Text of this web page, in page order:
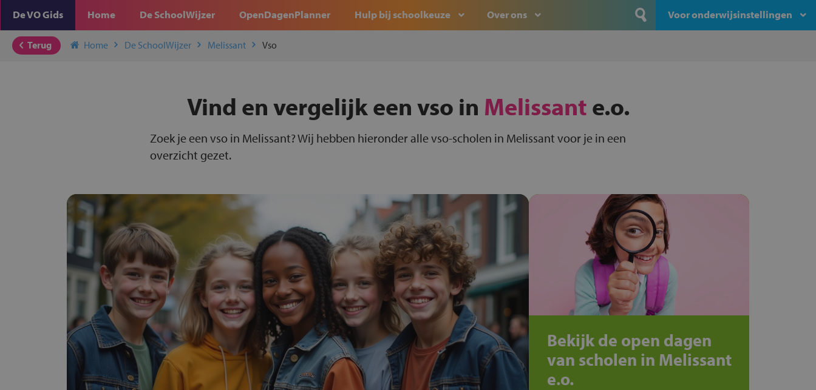
De VO Gids Home De SchoolWijzer OpenDagenPlanner Hulp bij schoolkeuze Over ons Voor onderwijsinstellingen
Terug Home De SchoolWijzer Melissant Vso
Vind en vergelijk een vso in Melissante.o.
Zoek je een vso in Melissant? Wij hebben hieronder alle vso-scholen in Melissant voor je in een
overzicht gezet.
Bekijk de open dagen
van scholen in Melissant
e.o.